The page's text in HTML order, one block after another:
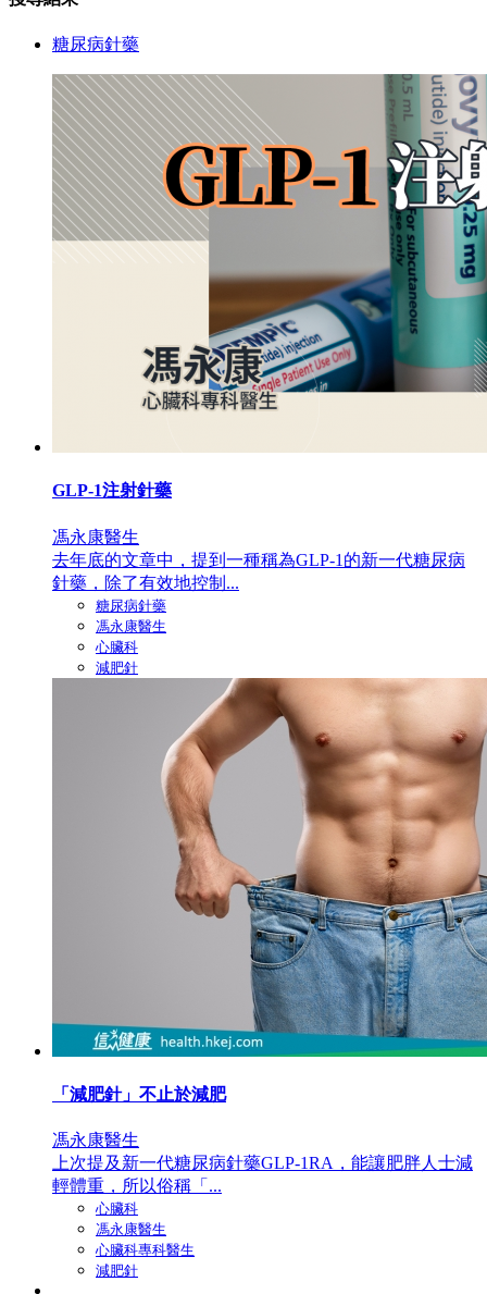
糖尿病針藥
GLP-1注射針藥
馮永康醫生
去年底的文章中，提到一種稱為GLP-1的新一代糖尿病
針藥，除了有效地控制...
糖尿病針藥
馮永康醫生
心臟科
減肥針
「減肥針」不止於減肥
馮永康醫生
上次提及新一代糖尿病針藥GLP-1RA，能讓肥胖人士減
輕體重，所以俗稱「...
心臟科
馮永康醫生
心臟科專科醫生
減肥針